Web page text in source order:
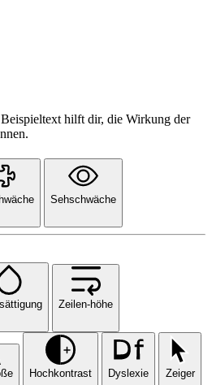
hilft dir, die Wirkung der
Sehschwäche
Zeilen-höhe
Hochkontrast Dyslexie Zeiger